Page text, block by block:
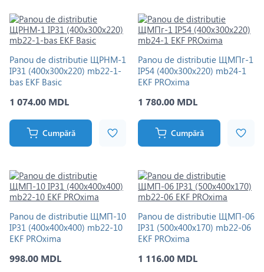
Panou de distributie ЩРНМ-1
IP31 (400х300х220) mb22-1-
bas EKF Basic
1 074.00 MDL
Cumpără
Panou de distributie ЩМПг-1
IP54 (400х300х220) mb24-1
EKF PROxima
1 780.00 MDL
Cumpără
Panou de distributie ЩМП-10
IP31 (400х400х400) mb22-10
EKF PROxima
998.00 MDL
Panou de distributie ЩМП-06
IP31 (500х400х170) mb22-06
EKF PROxima
1 116.00 MDL